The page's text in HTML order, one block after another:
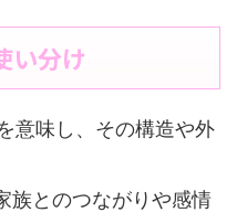
い分け
意味し、その構造や外
族とのつながりや感情